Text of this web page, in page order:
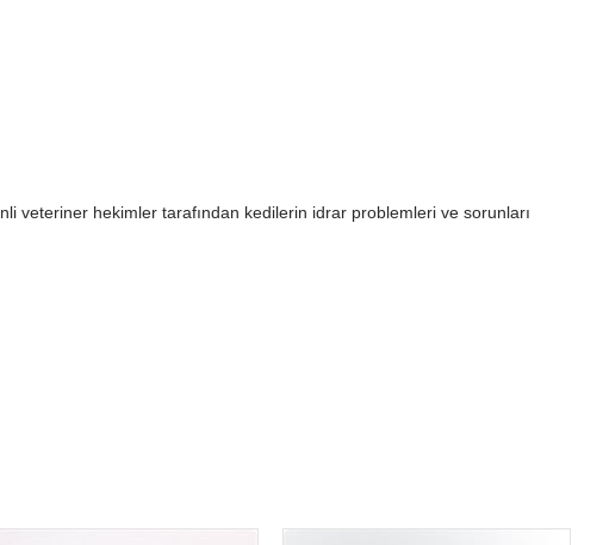
veteriner hekimler tarafından kedilerin idrar problemleri ve sorunları